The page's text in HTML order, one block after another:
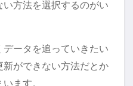
方法を選択するのがい
ータを追っていきたい
ができない方法だとか
ます。